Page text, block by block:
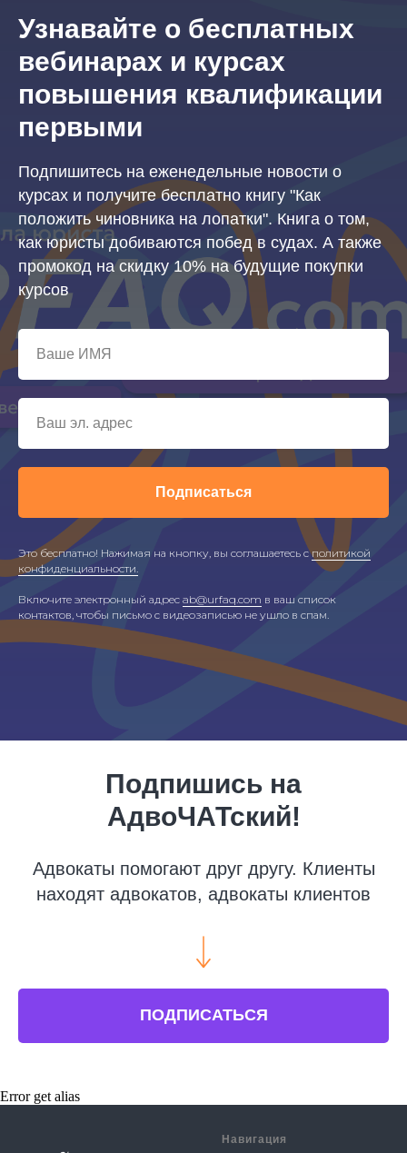
Узнавайте о бесплатных
вебинарах и курсах
повышения квалификации
первыми
Подпишитесь на еженедельные новости о
курсах и получите бесплатно книгу "Как
положить чиновника на лопатки". Книга о том,
как юристы добиваются побед в судах. А также
промокод на скидку 10% на будущие покупки
курсов
Подписаться
Это бесплатно! Нажимая на кнопку, вы соглашаетесь сполитикой
конфиденциальности.
Включите электронный адрес ab@urfaq.com в ваш список
контактов, чтобы письмо с видеозаписью не ушло в спам.
Подпишись на
АдвоЧАТский!
Адвокаты помогают друг другу. Клиенты
находят адвокатов, адвокаты клиентов
ПОДПИСАТЬСЯ
Error get alias
Навигация